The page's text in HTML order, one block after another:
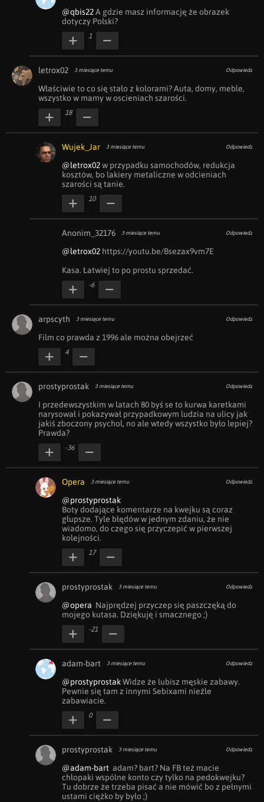
@qbis22 A gdzie masz informację że obrazek
dotyczy Polski?
1
letrox02 3 miesiące temu Odpowiedz
Właściwie to co się stało z kolorami? Auta, domy, meble,
wszystko w mamy w oscieniach szarości.
18
Wujek_Jar 3 miesiące temu Odpowiedz
@letrox02 w przypadku samochodów, redukcja
kosztów, bo lakiery metaliczne w odcieniach
szarości są tanie.
10
Anonim_32176 3 miesiące temu Odpowiedz
@letrox02 https://youtu.be/Bsezax9vm7E
Kasa. Łatwiej to po prostu sprzedać.
-6
arpscyth 3 miesiące temu Odpowiedz
Film co prawda z 1996 ale można obejrzeć
4
prostyprostak 3 miesiące temu Odpowiedz
I przedewszystkim w latach 80 byś se to kurwa karetkami
narysował i pokazywał przypadkowym ludzia na ulicy jak
jakiś zboczony psychol, no ale wtedy wszystko było lepiej?
Prawda?
-36
Opera 3 miesiące temu Odpowiedz
@prostyprostak
Boty dodające komentarze na kwejku są coraz
głupsze. Tyle błędów w jednym zdaniu, że nie
wiadomo, do czego się przyczepić w pierwszej
kolejności.
17
prostyprostak 3 miesiące temu Odpowiedz
@opera
  Najprędzej przyczep się paszczęką do
mojego kutasa. Dziękuję i smacznego ;)
-21
adam-bart 3 miesiące temu Odpowiedz
@prostyprostak Widze że lubisz męskie zabawy.
Pewnie się tam z innymi Sebixami nieźle
zabawiacie.
0
prostyprostak 3 miesiące temu Odpowiedz
@adam-bart
  adam? bart? Na FB też macie
chłopaki wspólne konto czy tylko na pedokwejku?
Tu dobrze że trzeba pisać a nie mówić bo z pełnymi
ustami ciężko by było ;)